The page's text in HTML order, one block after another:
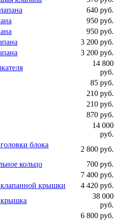
640 руб.
950 руб.
950 руб.
3 200 руб.
3 200 руб.
14 800
руб.
85 руб.
210 руб.
210 руб.
870 руб.
14 000
руб.
блока
2 800 руб.
кольцо
700 руб.
7 400 руб.
крышки
4 420 руб.
38 000
руб.
6 800 руб.